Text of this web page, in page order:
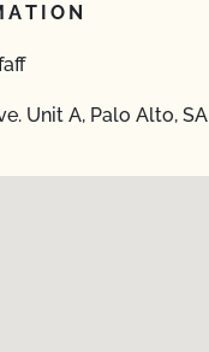
Unit A, Palo Alto,